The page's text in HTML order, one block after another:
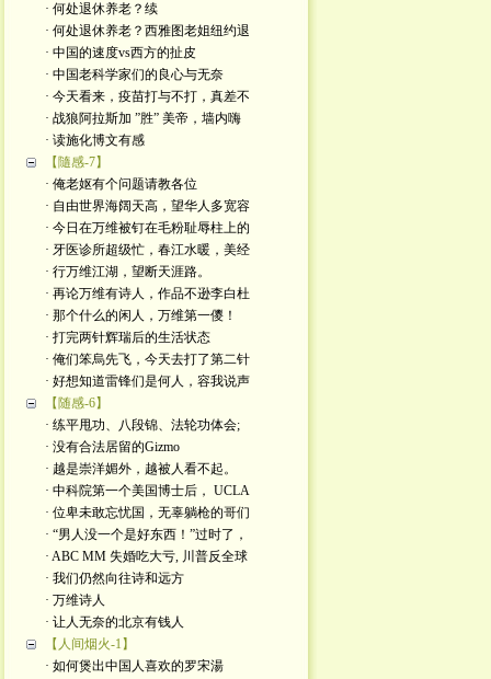
· 何处退休养老？续
· 何处退休养老？西雅图老姐纽约退
· 中国的速度vs西方的扯皮
· 中国老科学家们的良心与无奈
· 今天看来，疫苗打与不打，真差不
· 战狼阿拉斯加 ”胜” 美帝，墙内嗨
· 读施化博文有感
【隨感-7】
· 俺老妪有个问题请教各位
· 自由世界海阔天高，望华人多宽容
· 今日在万维被钉在毛粉耻辱柱上的
· 牙医诊所超级忙，春江水暖，美经
· 行万维江湖，望断天涯路。
· 再论万维有诗人，作品不逊李白杜
· 那个什么的闲人，万维第一儍！
· 打完两针辉瑞后的生活状态
· 俺们笨烏先飞，今天去打了第二针
· 好想知道雷锋们是何人，容我说声
【随感-6】
· 练平甩功、八段锦、法轮功体会;
· 没有合法居留的Gizmo
· 越是崇洋媚外，越被人看不起。
· 中科院第一个美国博士后， UCLA
· 位卑未敢忘忧国，无辜躺枪的哥们
· “男人没一个是好东西！”过时了，
· ABC MM 失婚吃大亏, 川普反全球
· 我们仍然向往诗和远方
· 万维诗人
· 让人无奈的北京有钱人
【人间烟火-1】
· 如何煲出中国人喜欢的罗宋湯